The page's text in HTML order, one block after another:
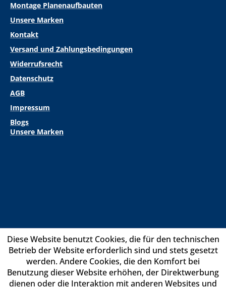
Montage Planenaufbauten
Unsere Marken
Kontakt
Versand und Zahlungsbedingungen
Widerrufsrecht
Datenschutz
AGB
Impressum
Blogs
Unsere Marken
Diese Website benutzt Cookies, die für den technischen
Betrieb der Website erforderlich sind und stets gesetzt
werden. Andere Cookies, die den Komfort bei
Benutzung dieser Website erhöhen, der Direktwerbung
dienen oder die Interaktion mit anderen Websites und